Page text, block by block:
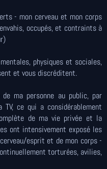
- mon cerveau et mon corps
occupés, et contraints à
physiques et sociales,
et vous discréditent.
ma personne au public, par
ce qui a considérablement
de ma vie privée et la
ont intensivement exposé les
esprit et de mon corps -
torturées, avilies,